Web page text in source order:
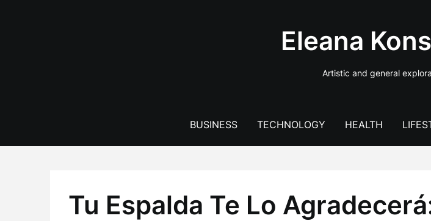
Eleana
Artistic and general
BUSINESS TECHNOLOGY HEALTH
Tu Espalda Te Lo